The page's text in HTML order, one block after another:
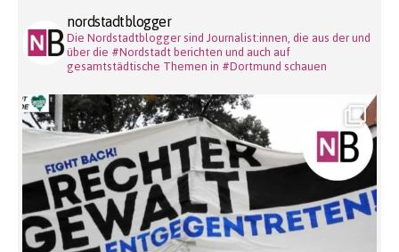
nordstadtblogger
Die Nordstadtblogger sind Journalist:innen, die aus der und
über die #Nordstadt berichten und auch auf
gesamtstädtische Themen in #Dortmund schauen